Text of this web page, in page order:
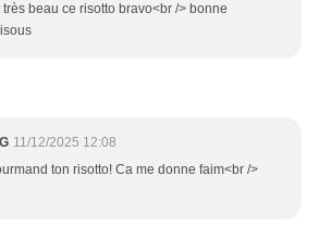
beau ce risotto bravo<br /> bonne
11/12/2025 12:08
ton risotto! Ca me donne faim<br />